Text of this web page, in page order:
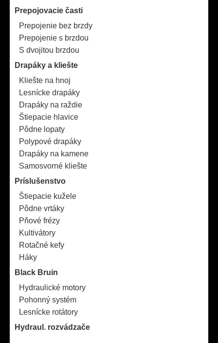
Prepojovacie časti
Prepojenie bez brzdy
Prepojenie s brzdou
S dvojitou brzdou
Drapáky a kliešte
Kliešte na hnoj
Lesnícke drapáky
Drapáky na raždie
Štiepacie hlavice
Pôdne lopaty
Polypové drapáky
Drapáky na kamene
Samosvorné kliešte
Príslušenstvo
Štiepacie kužele
Pôdne vrtáky
Pňové frézy
Kultivátory
Rotačné kefy
Háky
Black Bruin
Hydraulické motory
Pohonný systém
Lesnícke rotátory
Hydraul. rozvádzače